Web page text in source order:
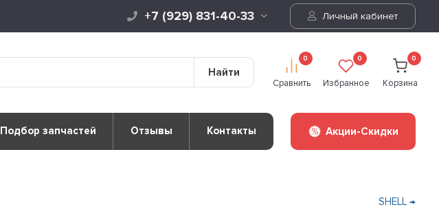
+7 (929) 831-40-33 Личный кабинет
Найти
0
Сравнить
0
Избранное
0
Корзина
Подбор запчастей Отзывы Контакты Акции-Скидки
SHELL →